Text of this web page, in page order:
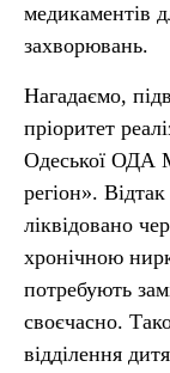
медикаментів
захворювань.
Нагадаємо,
пріоритет
Одеської ОДА
регіон».
ліквідовано
хронічною
потребують
своєчасно.
відділення